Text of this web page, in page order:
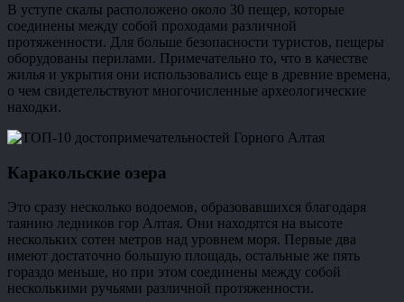
В уступе скалы расположено около 30 пещер, которые
соединены между собой проходами различной
протяженности. Для больше безопасности туристов, пещеры
оборудованы перилами. Примечательно то, что в качестве
жилья и укрытия они использовались еще в древние времена,
о чем свидетельствуют многочисленные археологические
находки.
Каракольские озера
Это сразу несколько водоемов, образовавшихся благодаря
таянию ледников гор Алтая. Они находятся на высоте
нескольких сотен метров над уровнем моря. Первые два
имеют достаточно большую площадь, остальные же пять
гораздо меньше, но при этом соединены между собой
несколькими ручьями различной протяженности.